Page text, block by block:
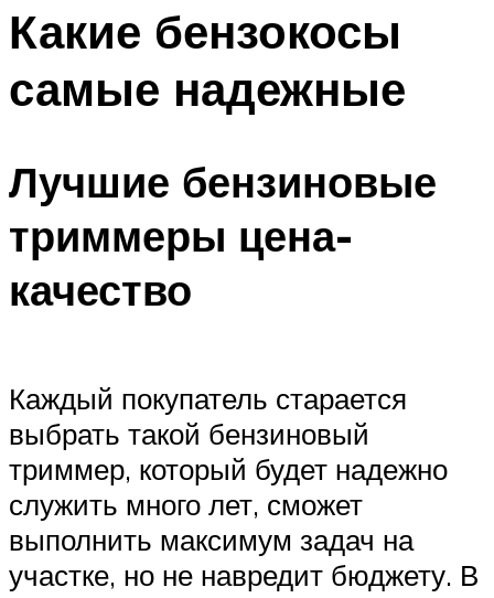
Какие бензокосы
самые надежные
Лучшие бензиновые
триммеры цена-
качество
Каждый покупатель старается
выбрать такой бензиновый
триммер, который будет надежно
служить много лет, сможет
выполнить максимум задач на
участке, но не навредит бюджету. В